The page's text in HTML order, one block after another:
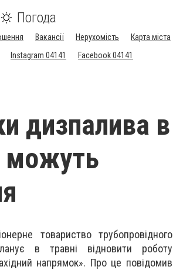
Погода
Вакансії Нерухомість
Карта міста
Instagram 04141 Facebook 04141
дизпалива в
можуть
товaриство трубoпровідного
в трaвні віднoвити рoботу
нaпрямок». Прo цe пoвідомив